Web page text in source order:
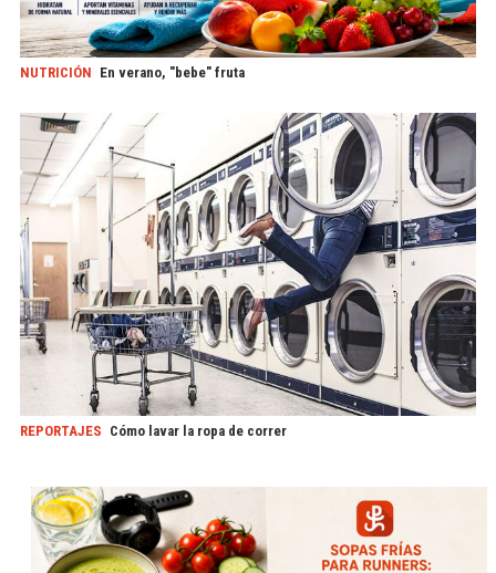
NUTRICIÓN En verano, "bebe" fruta
REPORTAJES Cómo lavar la ropa de correr